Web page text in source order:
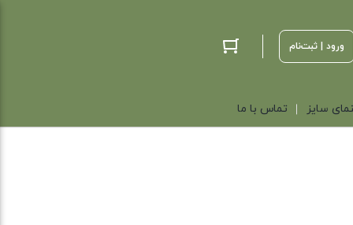
ورود | ثبت‌نام
سایز تماس با ما